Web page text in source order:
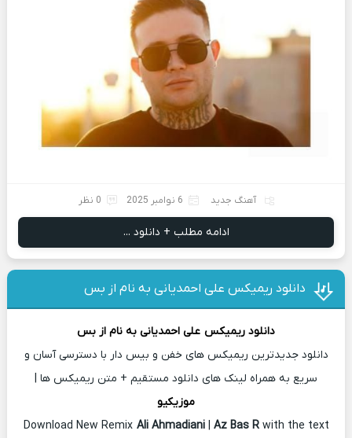
آهنگ جدید 6 نوامبر 2025 0 نظر
ادامه مطلب + دانلود ...
دانلود ریمیکس علی احمدیانی به نام از بس
دانلود ریمیکس علی احمدیانی به نام از بس
دانلود جدیدترین ریمیکس های خفن و بیس دار با دسترسی آسان و
سریع به همراه لینک های دانلود مستقیم + متن ریمیکس ها |
موزیکیو
Download New Remix Ali Ahmadiani| Az Bas R with the text